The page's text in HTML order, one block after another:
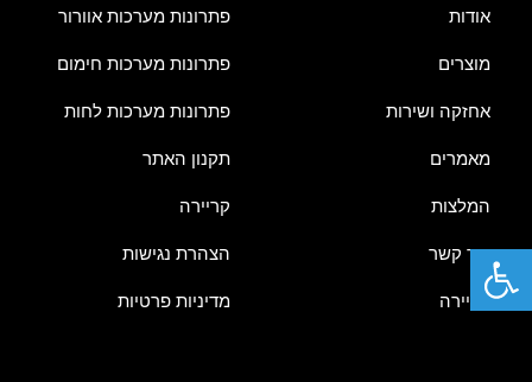
אודות
מוצרים
אחזקה ושירות
מאמרים
המלצות
צור קשר
קריירה
פתרונות מערכות אוורור
פתרונות מערכות חימום
פתרונות מערכות לחות
תקנון האתר
קריירה
הצהרת נגישות
מדיניות פרטיות
פתח סרגל נגישות